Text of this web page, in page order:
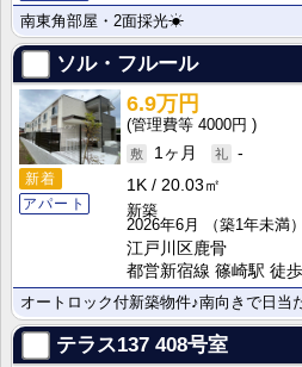
南東角部屋・2面採光☀
ソル・フルール
新着
アパート
6.9万円
4000円
1ヶ月
-
1K
20.03㎡
新築
2026年6月
（築1年未満）
江戸川区鹿骨
都営新宿線 篠崎駅 徒
オートロック付新築物件♪南向きで日当
テラス137 408号室